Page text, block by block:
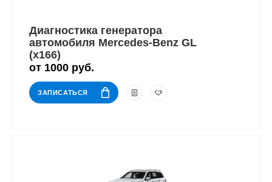
Диагностика генератора
автомобиля Mercedes-Benz GL
(x166)
от 1000 руб.
ЗАПИСАТЬСЯ